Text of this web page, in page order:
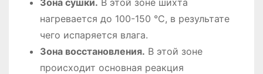
нагревается до 100-150 °C, в результате
чего испаряется влага.
Зона восстановления. В этой зоне
происходит основная реакция